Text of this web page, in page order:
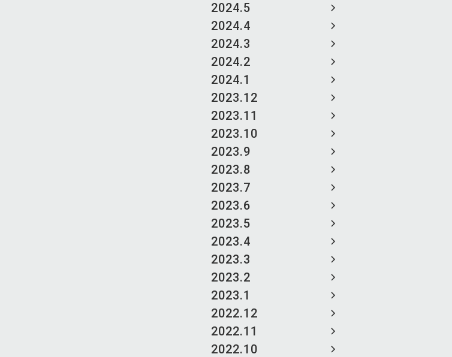
2024.5
2024.4
2024.3
2024.2
2024.1
2023.12
2023.11
2023.10
2023.9
2023.8
2023.7
2023.6
2023.5
2023.4
2023.3
2023.2
2023.1
2022.12
2022.11
2022.10